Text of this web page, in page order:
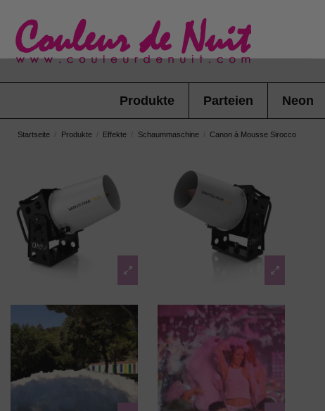
Produkte Parteien Neon
Startseite Produkte Effekte Schaummaschine Canon à Mousse Sirocco